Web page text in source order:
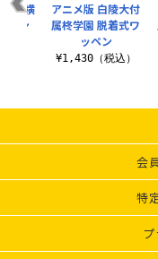
軍横
ペン
アニメ版 白陵大付
属柊学園 脱着式ワ
ッペン
¥1,430（税込）
会
特